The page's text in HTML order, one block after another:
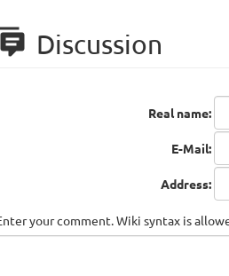
Discussion
Real name:
E-Mail:
Address:
your comment. Wiki syntax is